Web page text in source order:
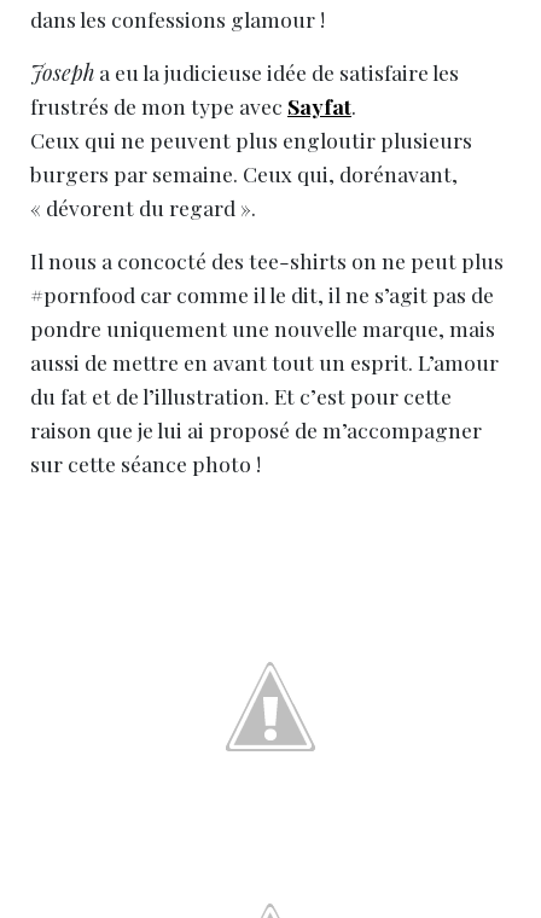
dans les confessions glamour !
Joseph a eu la judicieuse idée de satisfaire les
frustrés de mon type avec Sayfat.
Ceux qui ne peuvent plus engloutir plusieurs
burgers par semaine. Ceux qui, dorénavant,
« dévorent du regard ».
Il nous a concocté des tee-shirts on ne peut plus
#pornfood car comme il le dit, il ne s’agit pas de
pondre uniquement une nouvelle marque, mais
aussi de mettre en avant tout un esprit. L’amour
du fat et de l’illustration. Et c’est pour cette
raison que je lui ai proposé de m’accompagner
sur cette séance photo !